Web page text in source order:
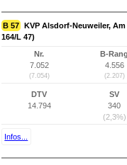
B 57 KVP Alsdorf-Neuweiler,
164/L 47)
Nr.
7.052
(7.054)
B-Rang
4.556
(2.207)
DTV
14.794
SV
340
(2,3%)
Infos...